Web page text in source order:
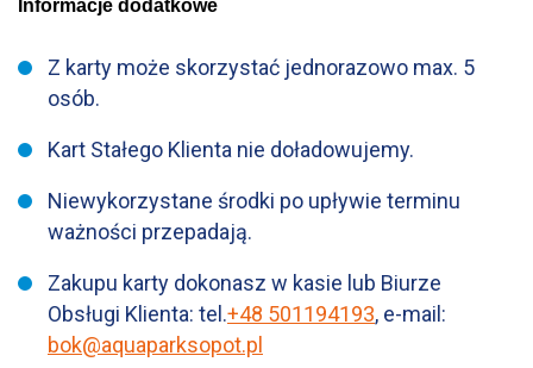
Informacje dodatkowe
Z karty może skorzystać jednorazowo max. 5
osób.
Kart Stałego Klienta nie doładowujemy.
Niewykorzystane środki po upływie terminu
ważności przepadają.
Zakupu karty dokonasz w kasie lub Biurze
Obsługi Klienta: tel.+48 501194193, e-mail:
bok@aquaparksopot.pl